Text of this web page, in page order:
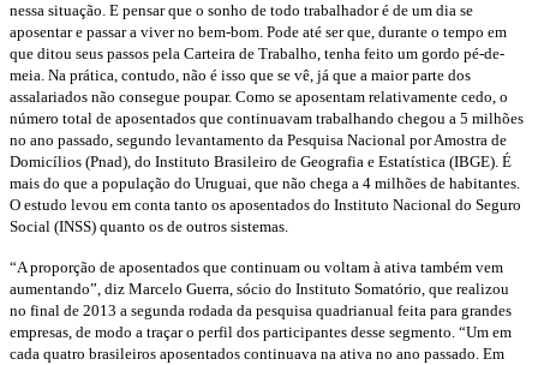
nessa situação. E pensar que o sonho de todo trabalhador é de um dia se
aposentar e passar a viver no bem-bom. Pode até ser que, durante o tempo em
que ditou seus passos pela Carteira de Trabalho, tenha feito um gordo pé-de-
meia. Na prática, contudo, não é isso que se vê, já que a maior parte dos
assalariados não consegue poupar. Como se aposentam relativamente cedo, o
número total de aposentados que continuavam trabalhando chegou a 5 milhões
no ano passado, segundo levantamento da Pesquisa Nacional por Amostra de
Domicílios (Pnad), do Instituto Brasileiro de Geografia e Estatística (IBGE). É
mais do que a população do Uruguai, que não chega a 4 milhões de habitantes.
O estudo levou em conta tanto os aposentados do Instituto Nacional do Seguro
Social (INSS) quanto os de outros sistemas.
“A proporção de aposentados que continuam ou voltam à ativa também vem
aumentando”, diz Marcelo Guerra, sócio do Instituto Somatório, que realizou
no final de 2013 a segunda rodada da pesquisa quadrianual feita para grandes
empresas, de modo a traçar o perfil dos participantes desse segmento. “Um em
cada quatro brasileiros aposentados continuava na ativa no ano passado. Em